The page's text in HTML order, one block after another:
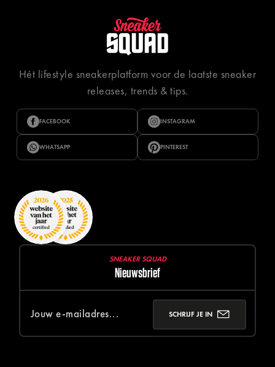
Hét lifestyle sneakerplatform voor de laatste sneaker
releases, trends & tips.
FACEBOOK INSTAGRAM
WHATSAPP PINTEREST
SNEAKER SQUAD
Nieuwsbrief
SCHRIJF JE IN